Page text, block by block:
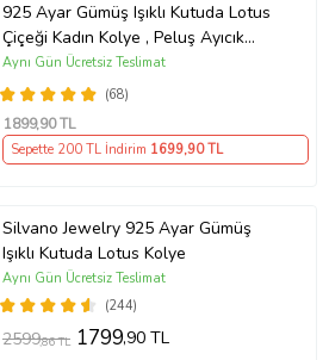
925 Ayar Gümüş Işıklı Kutuda Lotus
Çiçeği Kadın Kolye , Peluş Ayıcık
Anahtarlık Marteniçka Bileklik,
Polaroid Fotoğraf Hediye
(68)
Aynı Gün Ücretsiz Teslimat
1899,90 TL
Sepette 200 TL İndirim 1699,90 TL
Silvano Jewelry 925 Ayar Gümüş
Işıklı Kutuda Lotus Kolye
(244)
Aynı Gün Ücretsiz Teslimat
2599,86 TL 1799,90 TL